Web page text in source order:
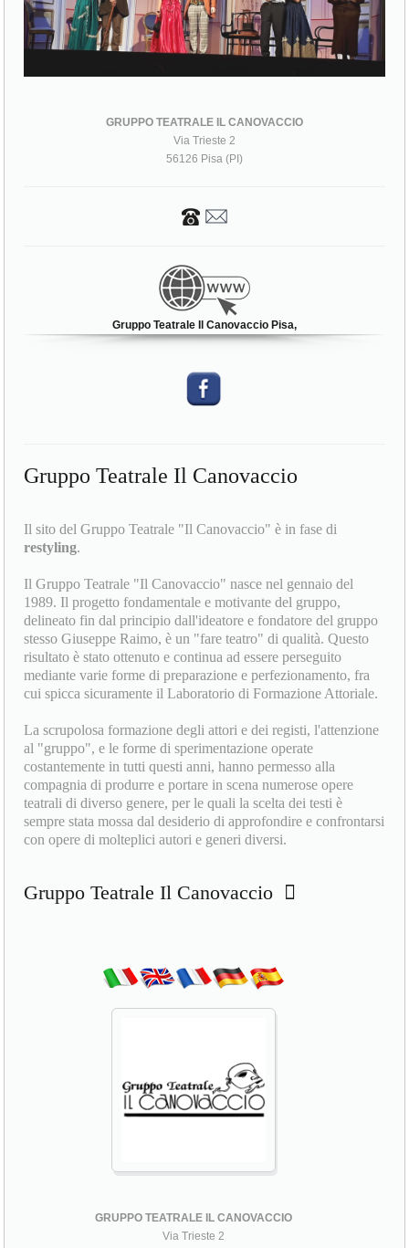
GRUPPO TEATRALE IL CANOVACCIO
Via Trieste 2
56126 Pisa (PI)
Gruppo Teatrale Il Canovaccio Pisa,
Gruppo Teatrale Il Canovaccio
Il sito del Gruppo Teatrale "Il Canovaccio" è in fase di
restyling.
Il Gruppo Teatrale "Il Canovaccio" nasce nel gennaio del
1989. Il progetto fondamentale e motivante del gruppo,
delineato fin dal principio dall'ideatore e fondatore del gruppo
stesso Giuseppe Raimo, è un "fare teatro" di qualità. Questo
risultato è stato ottenuto e continua ad essere perseguito
mediante varie forme di preparazione e perfezionamento, fra
cui spicca sicuramente il Laboratorio di Formazione Attoriale.
La scrupolosa formazione degli attori e dei registi, l'attenzione
al "gruppo", e le forme di sperimentazione operate
costantemente in tutti questi anni, hanno permesso alla
compagnia di produrre e portare in scena numerose opere
teatrali di diverso genere, per le quali la scelta dei testi è
sempre stata mossa dal desiderio di approfondire e confrontarsi
con opere di molteplici autori e generi diversi.
Gruppo Teatrale Il Canovaccio
GRUPPO TEATRALE IL CANOVACCIO
Via Trieste 2